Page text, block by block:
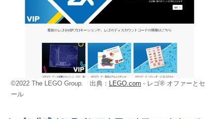
©2022 The LEGO Group. 出典： LEGO.com - レゴ® オファーとセ
ール